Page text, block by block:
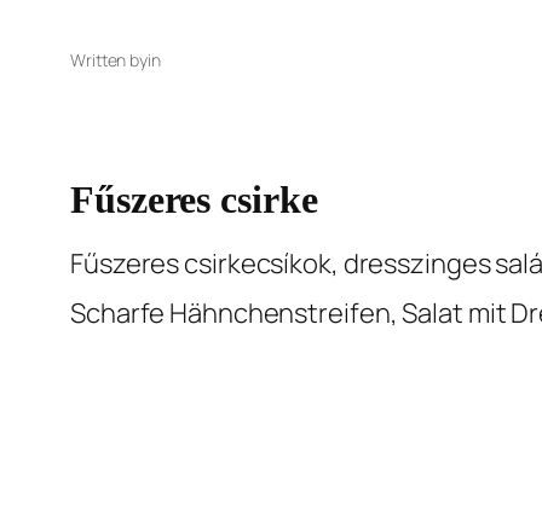
Written byin
Fűszeres csirke
Fűszeres csirkecsíkok, dresszinges
Scharfe Hähnchenstreifen, Salat mit